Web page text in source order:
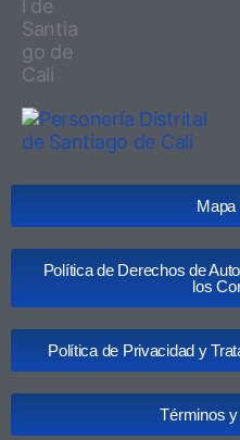
Mapa
Política de Derechos de
los
Política de Privacidad y
Términos